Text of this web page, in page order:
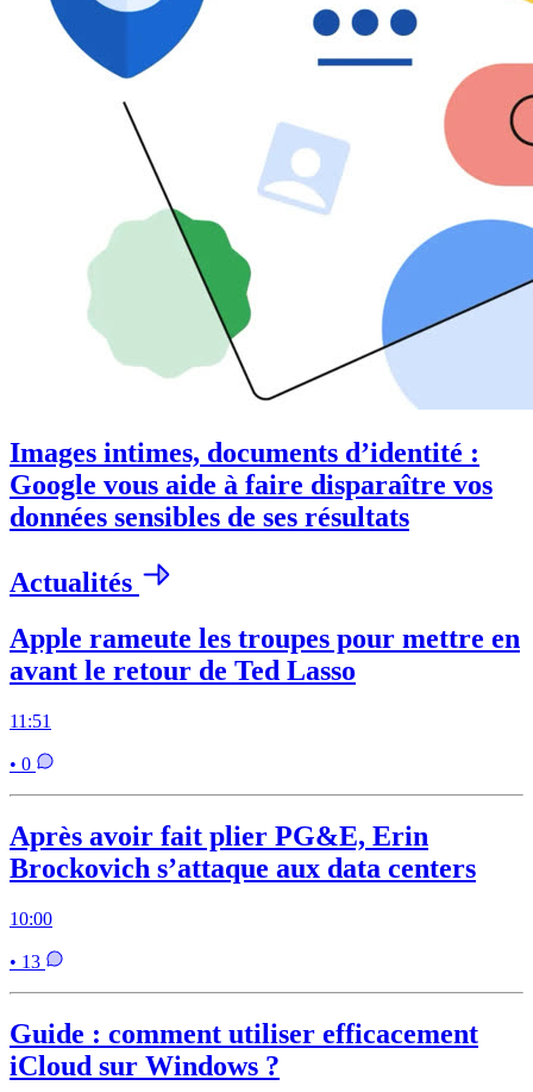
Images intimes, documents d’identité :
Google vous aide à faire disparaître vos
données sensibles de ses résultats
Actualités
Apple rameute les troupes pour mettre en
avant le retour de Ted Lasso
11:51
• 0
Après avoir fait plier PG&E, Erin
Brockovich s’attaque aux data centers
10:00
• 13
Guide : comment utiliser efficacement
iCloud sur Windows ?